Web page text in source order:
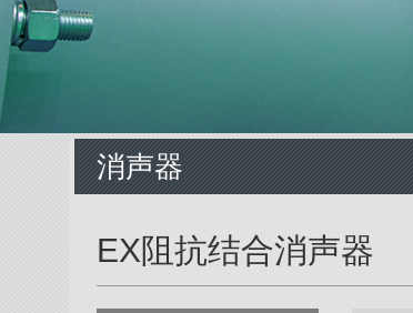
消声器
EX阻抗结合消声器